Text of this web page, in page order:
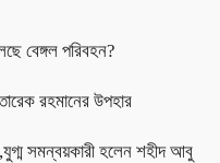
বেঙ্গল পরিবহন?
রহমানের উপহার
সমন্বয়কারী হলেন শহীদ আবু